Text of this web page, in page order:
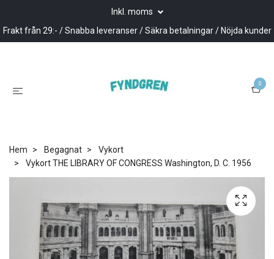
Inkl. moms
Frakt från 29:- / Snabba leveranser / Säkra betalningar / Nöjda kunder
0
Hem Begagnat
Vykort
Vykort THE LIBRARY OF CONGRESS Washington, D. C. 1956